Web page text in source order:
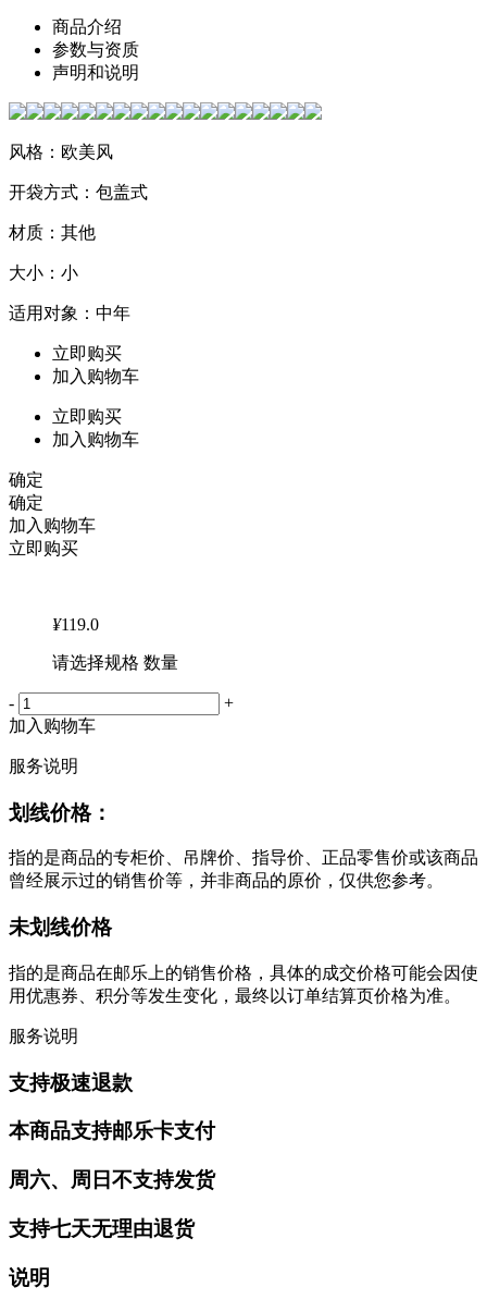
商品介绍
参数与资质
声明和说明
风格：欧美风
开袋方式：包盖式
材质：其他
大小：小
适用对象：中年
立即购买
加入购物车
立即购买
加入购物车
确定
确定
加入购物车
立即购买
¥119.0
请选择规格 数量
-
+
加入购物车
服务说明
划线价格：
指的是商品的专柜价、吊牌价、指导价、正品零售价或该商品
曾经展示过的销售价等，并非商品的原价，仅供您参考。
未划线价格
指的是商品在邮乐上的销售价格，具体的成交价格可能会因使
用优惠券、积分等发生变化，最终以订单结算页价格为准。
服务说明
支持极速退款
本商品支持邮乐卡支付
周六、周日不支持发货
支持七天无理由退货
说明